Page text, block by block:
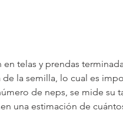
telas y prendas
la semilla, lo cual es
de neps, se mide su
una estimación de